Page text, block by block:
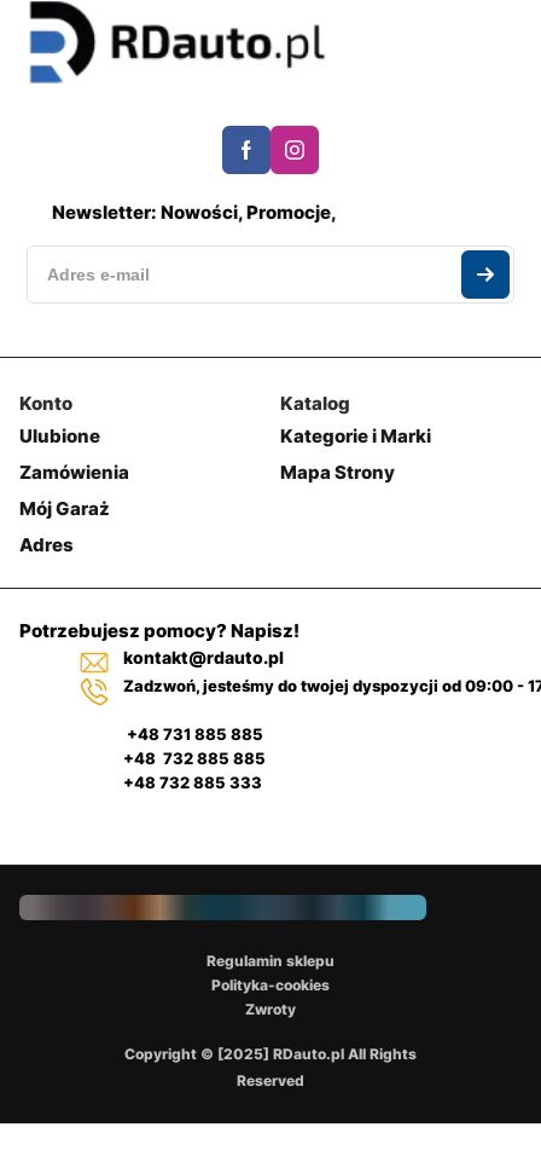
Newsletter: Nowości, Promocje,
Konto
Ulubione
Zamówienia
Mój Garaż
Adres
Katalog
Kategorie i Marki
Mapa Strony
Potrzebujesz pomocy? Napisz!
kontakt@rdauto.pl
Zadzwoń, jesteśmy do twojej dyspozycji od 09:00 -
+48 731 885 885
+48 732 885 885
+48 732 885 333
Copyright © [2025] RDauto.pl All Rights
Reserved
Regulamin sklepu
Polityka-cookies
Zwroty